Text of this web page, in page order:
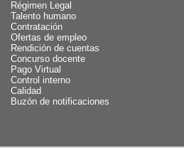
Régimen Legal
Talento humano
Contratación
Ofertas de empleo
Rendición de cuentas
Concurso docente
Pago Virtual
Control interno
Calidad
Buzón de notificaciones